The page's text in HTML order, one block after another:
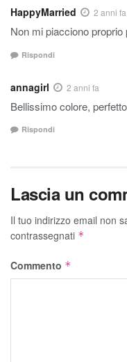
HappyMarried 2 anni fa
Non mi piacciono proprio
Rispondi
annagirl 2 anni fa
Bellissimo colore,
Rispondi
Lascia un
Il tuo indirizzo email non
contrassegnati *
Commento *